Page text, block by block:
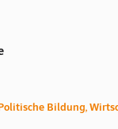
Bildung,